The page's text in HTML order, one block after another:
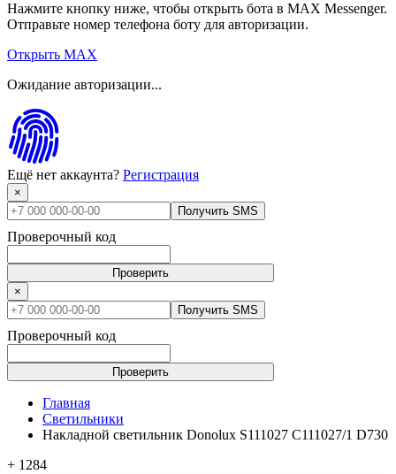
Нажмите кнопку ниже, чтобы открыть бота в MAX Messenger.
Отправьте номер телефона боту для авторизации.
Открыть MAX
Ожидание авторизации...
Ещё нет аккаунта? Регистрация
×
Получить SMS
Проверочный код
Проверить
×
Получить SMS
Проверочный код
Проверить
Главная
Светильники
Накладной светильник Donolux S111027 C111027/1 D730
+ 1284